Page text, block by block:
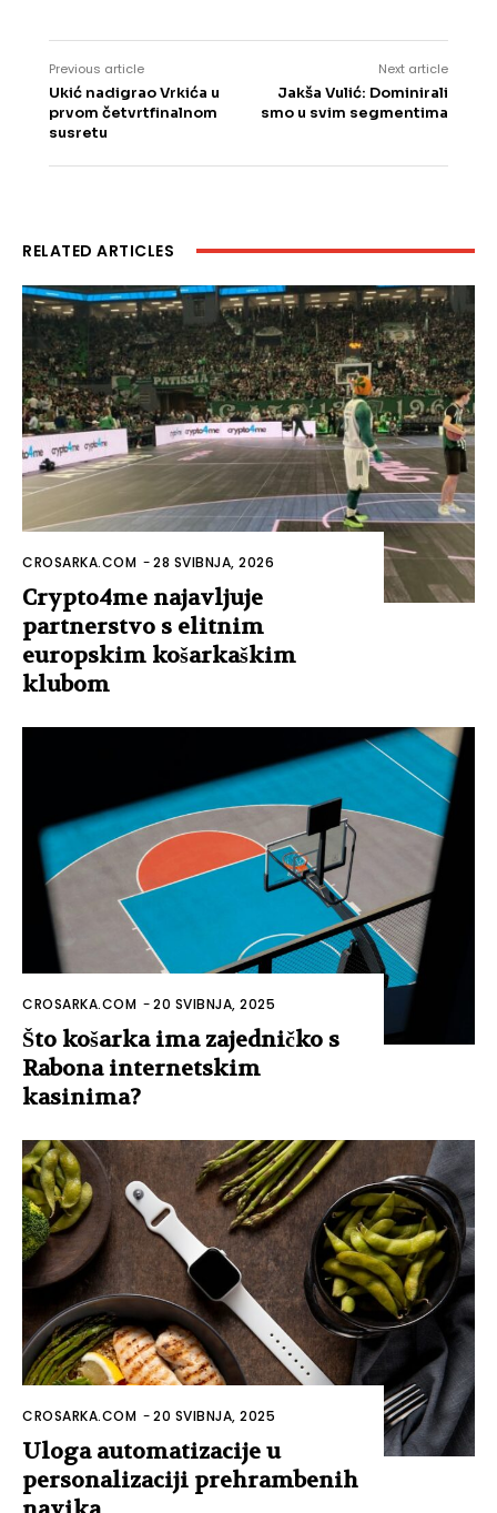
Previous article
Ukić nadigrao Vrkića u
prvom četvrtfinalnom
susretu
Next article
Jakša Vulić: Dominirali
smo u svim segmentima
RELATED ARTICLES
CROSARKA.COM -28 SVIBNJA, 2026
Crypto4me najavljuje
partnerstvo s elitnim
europskim košarkaškim
klubom
CROSARKA.COM -20 SVIBNJA, 2025
Što košarka ima zajedničko s
Rabona internetskim
kasinima?
CROSARKA.COM -20 SVIBNJA, 2025
Uloga automatizacije u
personalizaciji prehrambenih